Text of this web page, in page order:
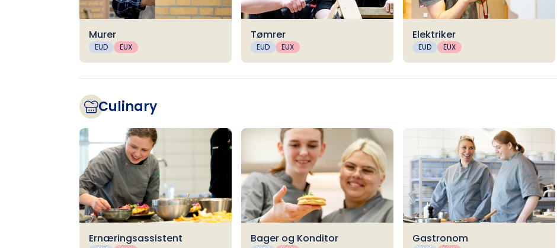
Murer
EUD EUX
Tømrer
EUD EUX
Elektriker
EUD EUX
Culinary
Ernæringsassistent Bager og Konditor Gastronom